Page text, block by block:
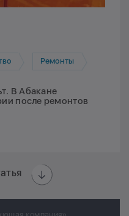
Ремонты
В Абакане
после ремонтов